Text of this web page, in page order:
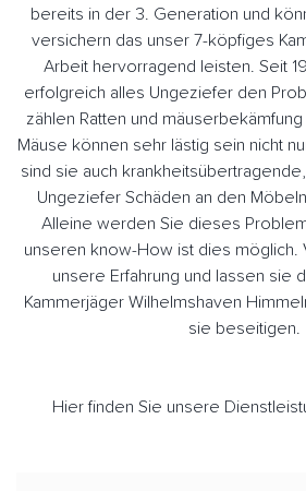
bereits in der 3. Generation und
versichern das unser 7-köpfiges
Arbeit hervorragend leisten. Seit
erfolgreich alles Ungeziefer den
zählen Ratten und
Mäuse können sehr lästig sein nicht
sind sie auch
Ungeziefer Schäden an den
Alleine werden Sie dieses
unseren know-How ist dies möglich.
unsere Erfahrung und lassen sie
Kammerjäger Wilhelmshaven
sie beseitigen.
Hier finden Sie unsere